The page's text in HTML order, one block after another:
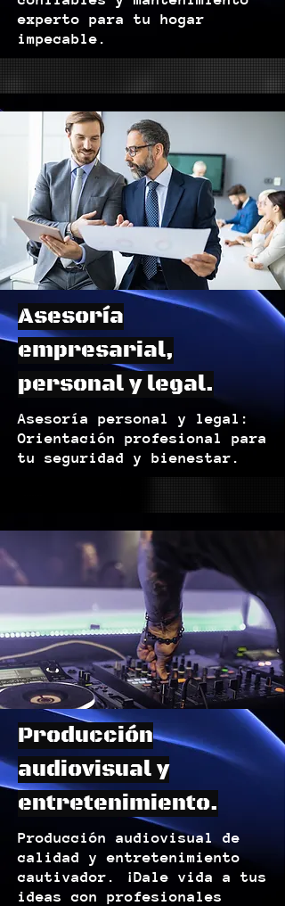
experto para tu hogar
impecable.
Asesoría
empresarial,
personal y legal.
Asesoría personal y legal:
Orientación profesional para
tu seguridad y bienestar.
Producción
audiovisual y
entretenimiento.
Producción audiovisual de
calidad y entretenimiento
cautivador. ¡Dale vida a tus
ideas con profesionales